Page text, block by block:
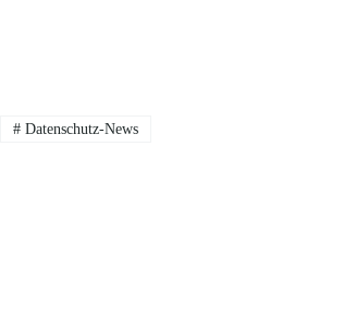
#Datenschutz-News